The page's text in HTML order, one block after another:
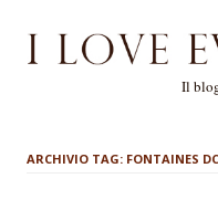
Il
ARCHIVIO TAG: FONTAINES DC